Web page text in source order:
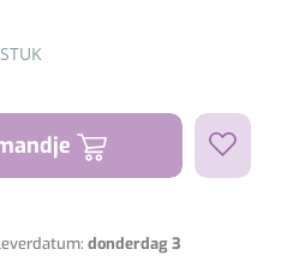
STUK
donderdag 3